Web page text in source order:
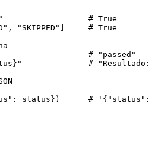
"
# True
" , " SKIPPED " ]
# True
# "passed"
} "
# "Resultado:
" : status} ) # '{"status":